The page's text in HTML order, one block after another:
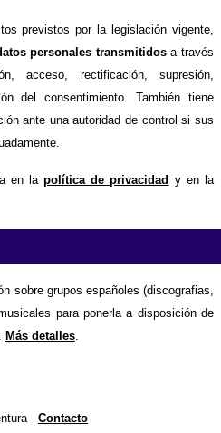
previstos por la legislación vigente,
personales transmitidosa través
acceso, rectificación, supresión,
del consentimiento. También tiene
ante una autoridad de control si sus
en lapolítica de privacidad y en la
sobre grupos españoles (discografias,
para ponerla a disposición de
Más detalles.
- Contacto